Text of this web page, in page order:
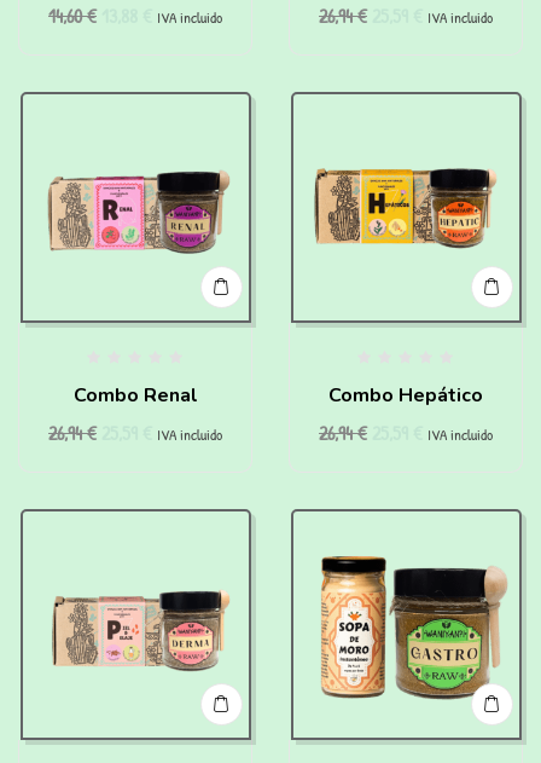
14,60€ IVA incluido
26,94€ IVA incluido
Combo Renal
26,94€ IVA incluido
Combo Hepático
26,94€ IVA incluido